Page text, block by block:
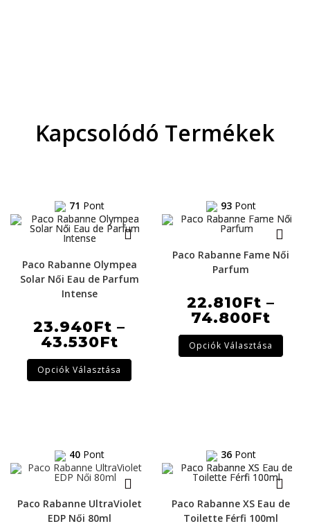
Kapcsolódó Termékek
71 Pont
Paco Rabanne Olympea
Solar Női Eau de Parfum
Intense
23.940Ft –
43.530Ft
Opciók Választása
93Pont
Paco Rabanne Fame Női
Parfum
22.810Ft –
74.800Ft
Opciók Választása
40Pont
Paco Rabanne UltraViolet
EDP Női 80ml
36Pont
Paco Rabanne XS Eau de
Toilette Férfi 100ml